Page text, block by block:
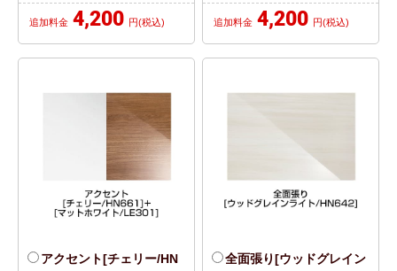
追加料金 4,200 円(税込) 追加料金 4,200 円(税込)
アクセント[チェリー/HN 全面張り[ウッドグレイン